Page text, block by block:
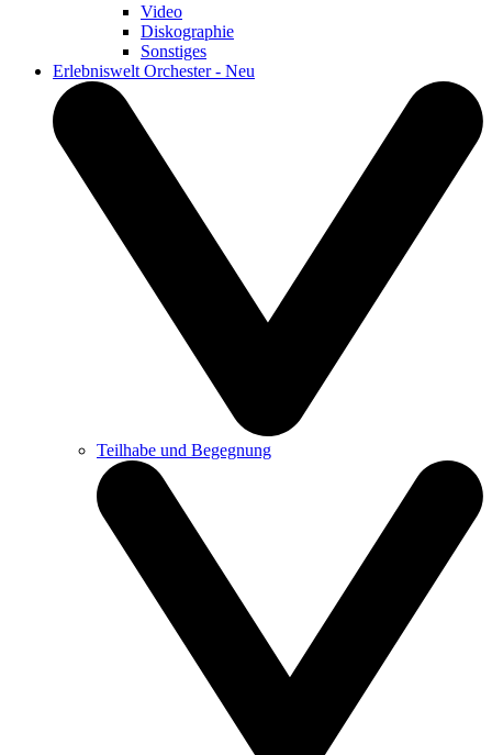
Video
Diskographie
Sonstiges
Erlebniswelt Orchester - Neu
Teilhabe und Begegnung